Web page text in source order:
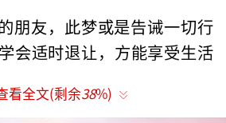
朋友，此梦或是告诫一切行
会适时退让，方能享受生活
延伸出其他情境：梦见女性
看全文(剩余38%)